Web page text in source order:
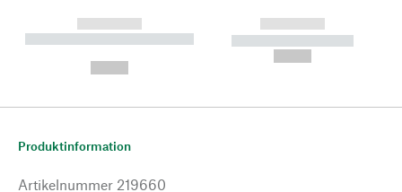
------------
----------- ----------- --------
------------
----------- -----------
Produktinformation
Artikelnummer 219660